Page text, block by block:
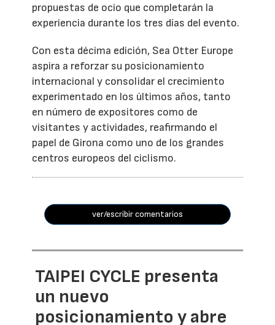
propuestas de ocio que completarán la
experiencia durante los tres días del evento.
Con esta décima edición, Sea Otter Europe
aspira a reforzar su posicionamiento
internacional y consolidar el crecimiento
experimentado en los últimos años, tanto
en número de expositores como de
visitantes y actividades, reafirmando el
papel de Girona como uno de los grandes
centros europeos del ciclismo.
ver/escribir comentarios
TAIPEI CYCLE presenta
un nuevo
posicionamiento y abre